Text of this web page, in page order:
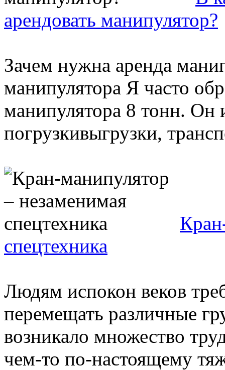
арендовать манипулятор?
Зачем нужна аренда
манипулятора Я часто
манипулятора 8 тонн. Он
погрузкивыгрузки,
спецтехника
Людям испокон веков
перемещать различные
возникало множество
чем-то по-настоящему